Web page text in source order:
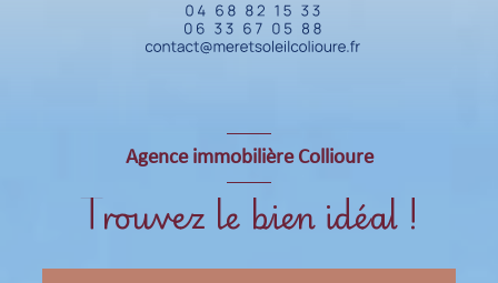
Agence immobilière Collioure
Trouvez le bien idéal !